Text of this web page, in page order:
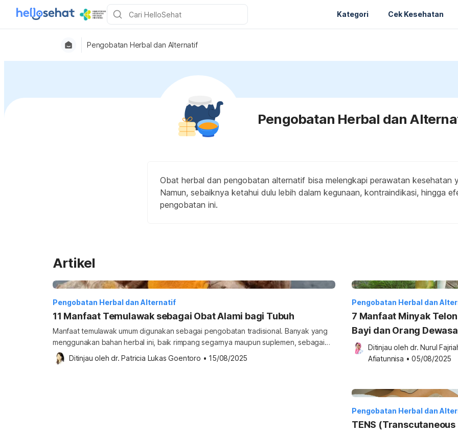
Kategori Cek Kesehatan
Pengobatan Herbal dan Alternatif
Pengobatan Herbal dan
Obat herbal dan pengobatan alternatif bisa melengkapi perawatan kesehatan
Namun, sebaiknya ketahui dulu lebih dalam kegunaan, kontraindikasi, hingga
pengobatan ini.
Artikel
Pengobatan Herbal dan Alternatif
11 Manfaat Temulawak sebagai Obat Alami bagi Tubuh
Manfaat temulawak umum digunakan sebagai pengobatan tradisional. Banyak yang
menggunakan bahan herbal ini, baik rimpang segarnya maupun suplemen, sebagai
obat antiradang serta penyembuh luka. Lantas, apa saja manfaat temulawak menurut
riset ilmiah? Berikut ulasannya. Kandungan temulawak Temulawak adalah tanaman asli
Ditinjau oleh dr. Patricia Lukas Goentoro • 15/08/2025
Pengobatan Herbal dan
7 Manfaat Minyak
Bayi dan Orang Dewasa
Ditinjau oleh dr. Nurul
Afiatunnisa • 05/08/2025
Pengobatan Herbal dan
TENS (Transcutaneous